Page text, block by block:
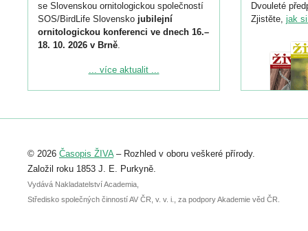
se Slovenskou ornitologickou společností
SOS/BirdLife Slovensko jubilejní
ornitologickou konferenci ve dnech 16.–
18. 10. 2026 v Brně.
Podrobnější informace ke konferenci
Registrovat se můžete do 6. září.
abstraktu přihlášené přednášky nebo
posteru je už 30. června.
... více aktualit ...
Dvouleté
Zjistěte, jak
© 2026 Časopis ŽIVA– Rozhled v oboru veškeré přírody.
Založil roku 1853 J. E. Purkyně.
Vydává Nakladatelství Academia,
Středisko společných činností AV ČR, v. v. i., za podpory Akademie věd ČR.